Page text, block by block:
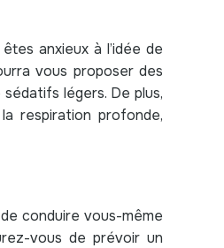
anxieux à l’idée de
vous proposer des
légers. De plus,
respiration profonde,
conduire vous-même
vous de prévoir un